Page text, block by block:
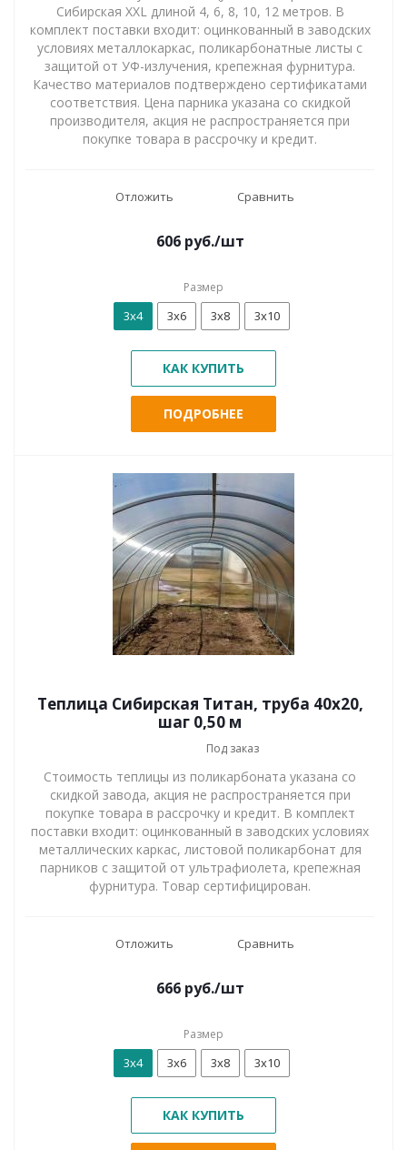
Сибирская XXL длиной 4, 6, 8, 10, 12 метров. В
комплект поставки входит: оцинкованный в заводских
условиях металлокаркас, поликарбонатные листы с
защитой от УФ-излучения, крепежная фурнитура.
Качество материалов подтверждено сертификатами
соответствия. Цена парника указана со скидкой
производителя, акция не распространяется при
покупке товара в рассрочку и кредит.
Отложить Сравнить
606 руб./шт
Размер
3х4 3х6 3х8 3х10
КАК КУПИТЬ
ПОДРОБНЕЕ
Теплица Сибирская Титан, труба 40х20,
шаг 0,50 м
Под заказ
Стоимость теплицы из поликарбоната указана со
скидкой завода, акция не распространяется при
покупке товара в рассрочку и кредит. В комплект
поставки входит: оцинкованный в заводских условиях
металлических каркас, листовой поликарбонат для
парников с защитой от ультрафиолета, крепежная
фурнитура. Товар сертифицирован.
Отложить Сравнить
666 руб./шт
Размер
3х4 3х6 3х8 3х10
КАК КУПИТЬ